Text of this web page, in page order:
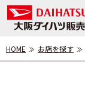
HOME お店を探す